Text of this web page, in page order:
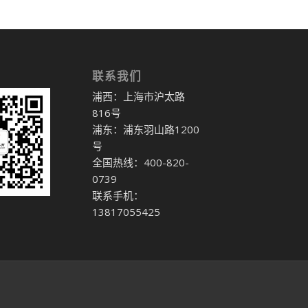
联系我们
浦西：上海市沪太路
816号
浦东：浦东羽山路1200
号
全国热线：400-820-
0739
联系手机：
13817055425